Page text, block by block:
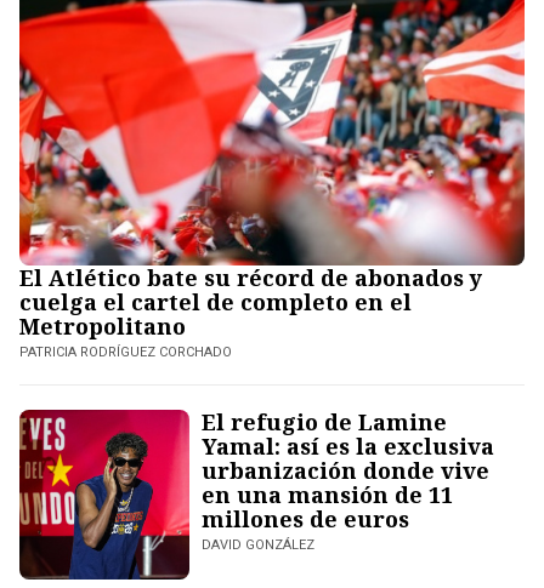
El Atlético bate su récord de abonados y
cuelga el cartel de completo en el
Metropolitano
PATRICIA RODRÍGUEZ CORCHADO
El refugio de Lamine
Yamal: así es la exclusiva
urbanización donde vive
en una mansión de 11
millones de euros
DAVID GONZÁLEZ